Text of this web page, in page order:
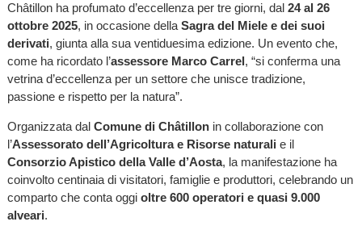
Châtillon ha profumato d’eccellenza per tre giorni, dal 24 al 26
ottobre 2025, in occasione della Sagra del Miele e dei suoi
derivati, giunta alla sua ventiduesima edizione. Un evento che,
come ha ricordato l’assessore Marco Carrel, “si conferma una
vetrina d’eccellenza per un settore che unisce tradizione,
passione e rispetto per la natura”.
Organizzata dal Comune di Châtillonin collaborazione con
l’Assessorato dell’Agricoltura e Risorse naturali e il
Consorzio Apistico della Valle d’Aosta, la manifestazione ha
coinvolto centinaia di visitatori, famiglie e produttori, celebrando un
comparto che conta oggi oltre 600 operatori e quasi 9.000
alveari.